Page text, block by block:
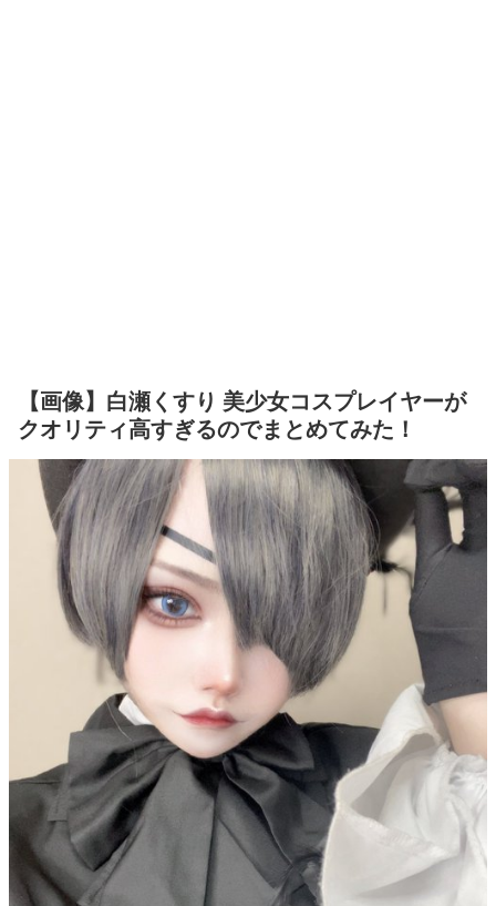
【画像】白瀬くすり 美少女コスプレイヤーが
クオリティ高すぎるのでまとめてみた！